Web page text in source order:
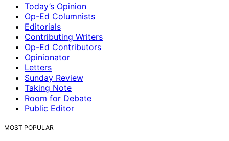
Today’s Opinion
Op-Ed Columnists
Editorials
Contributing Writers
Op-Ed Contributors
Opinionator
Letters
Sunday Review
Taking Note
Room for Debate
Public Editor
MOST POPULAR